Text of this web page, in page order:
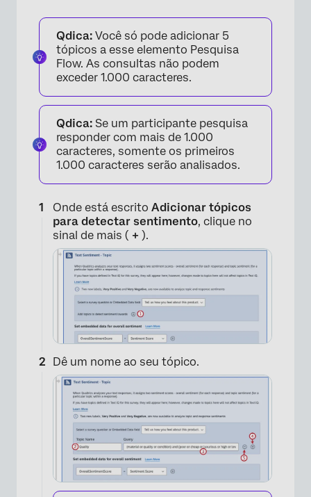
Qdica: Você só pode adicionar 5
tópicos a esse elemento Pesquisa
Flow. As consultas não podem
exceder 1.000 caracteres.
Qdica: Se um participante pesquisa
responder com mais de 1.000
caracteres, somente os primeiros
1.000 caracteres serão analisados.
Onde está escrito Adicionar tópicos
para detectar sentimento, clique no
sinal de mais ( + ).
Dê um nome ao seu tópico.